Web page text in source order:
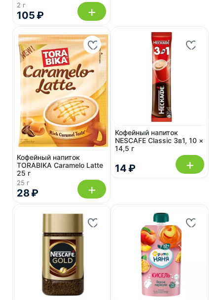
105 ₽
2 г +
28 ₽
Кофейный напиток
TORABIKA Caramelo Latte
25 г
25 г +
14 ₽
Кофейный напиток
NESCAFE Classic 3в1, 10 ×
14,5 г
+